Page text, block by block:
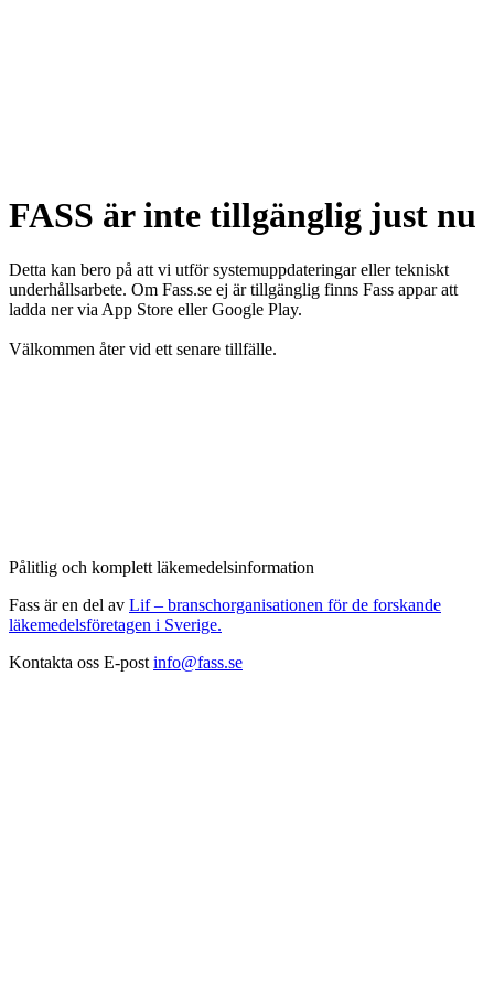
FASS är inte tillgänglig just nu
Detta kan bero på att vi utför systemuppdateringar eller tekniskt
underhållsarbete. Om Fass.se ej är tillgänglig finns Fass appar att
ladda ner via App Store eller Google Play.
Välkommen åter vid ett senare tillfälle.
Pålitlig och komplett läkemedelsinformation
Fass är en del av Lif – branschorganisationen för de forskande
läkemedelsföretagen i Sverige.
Kontakta oss E-post info@fass.se